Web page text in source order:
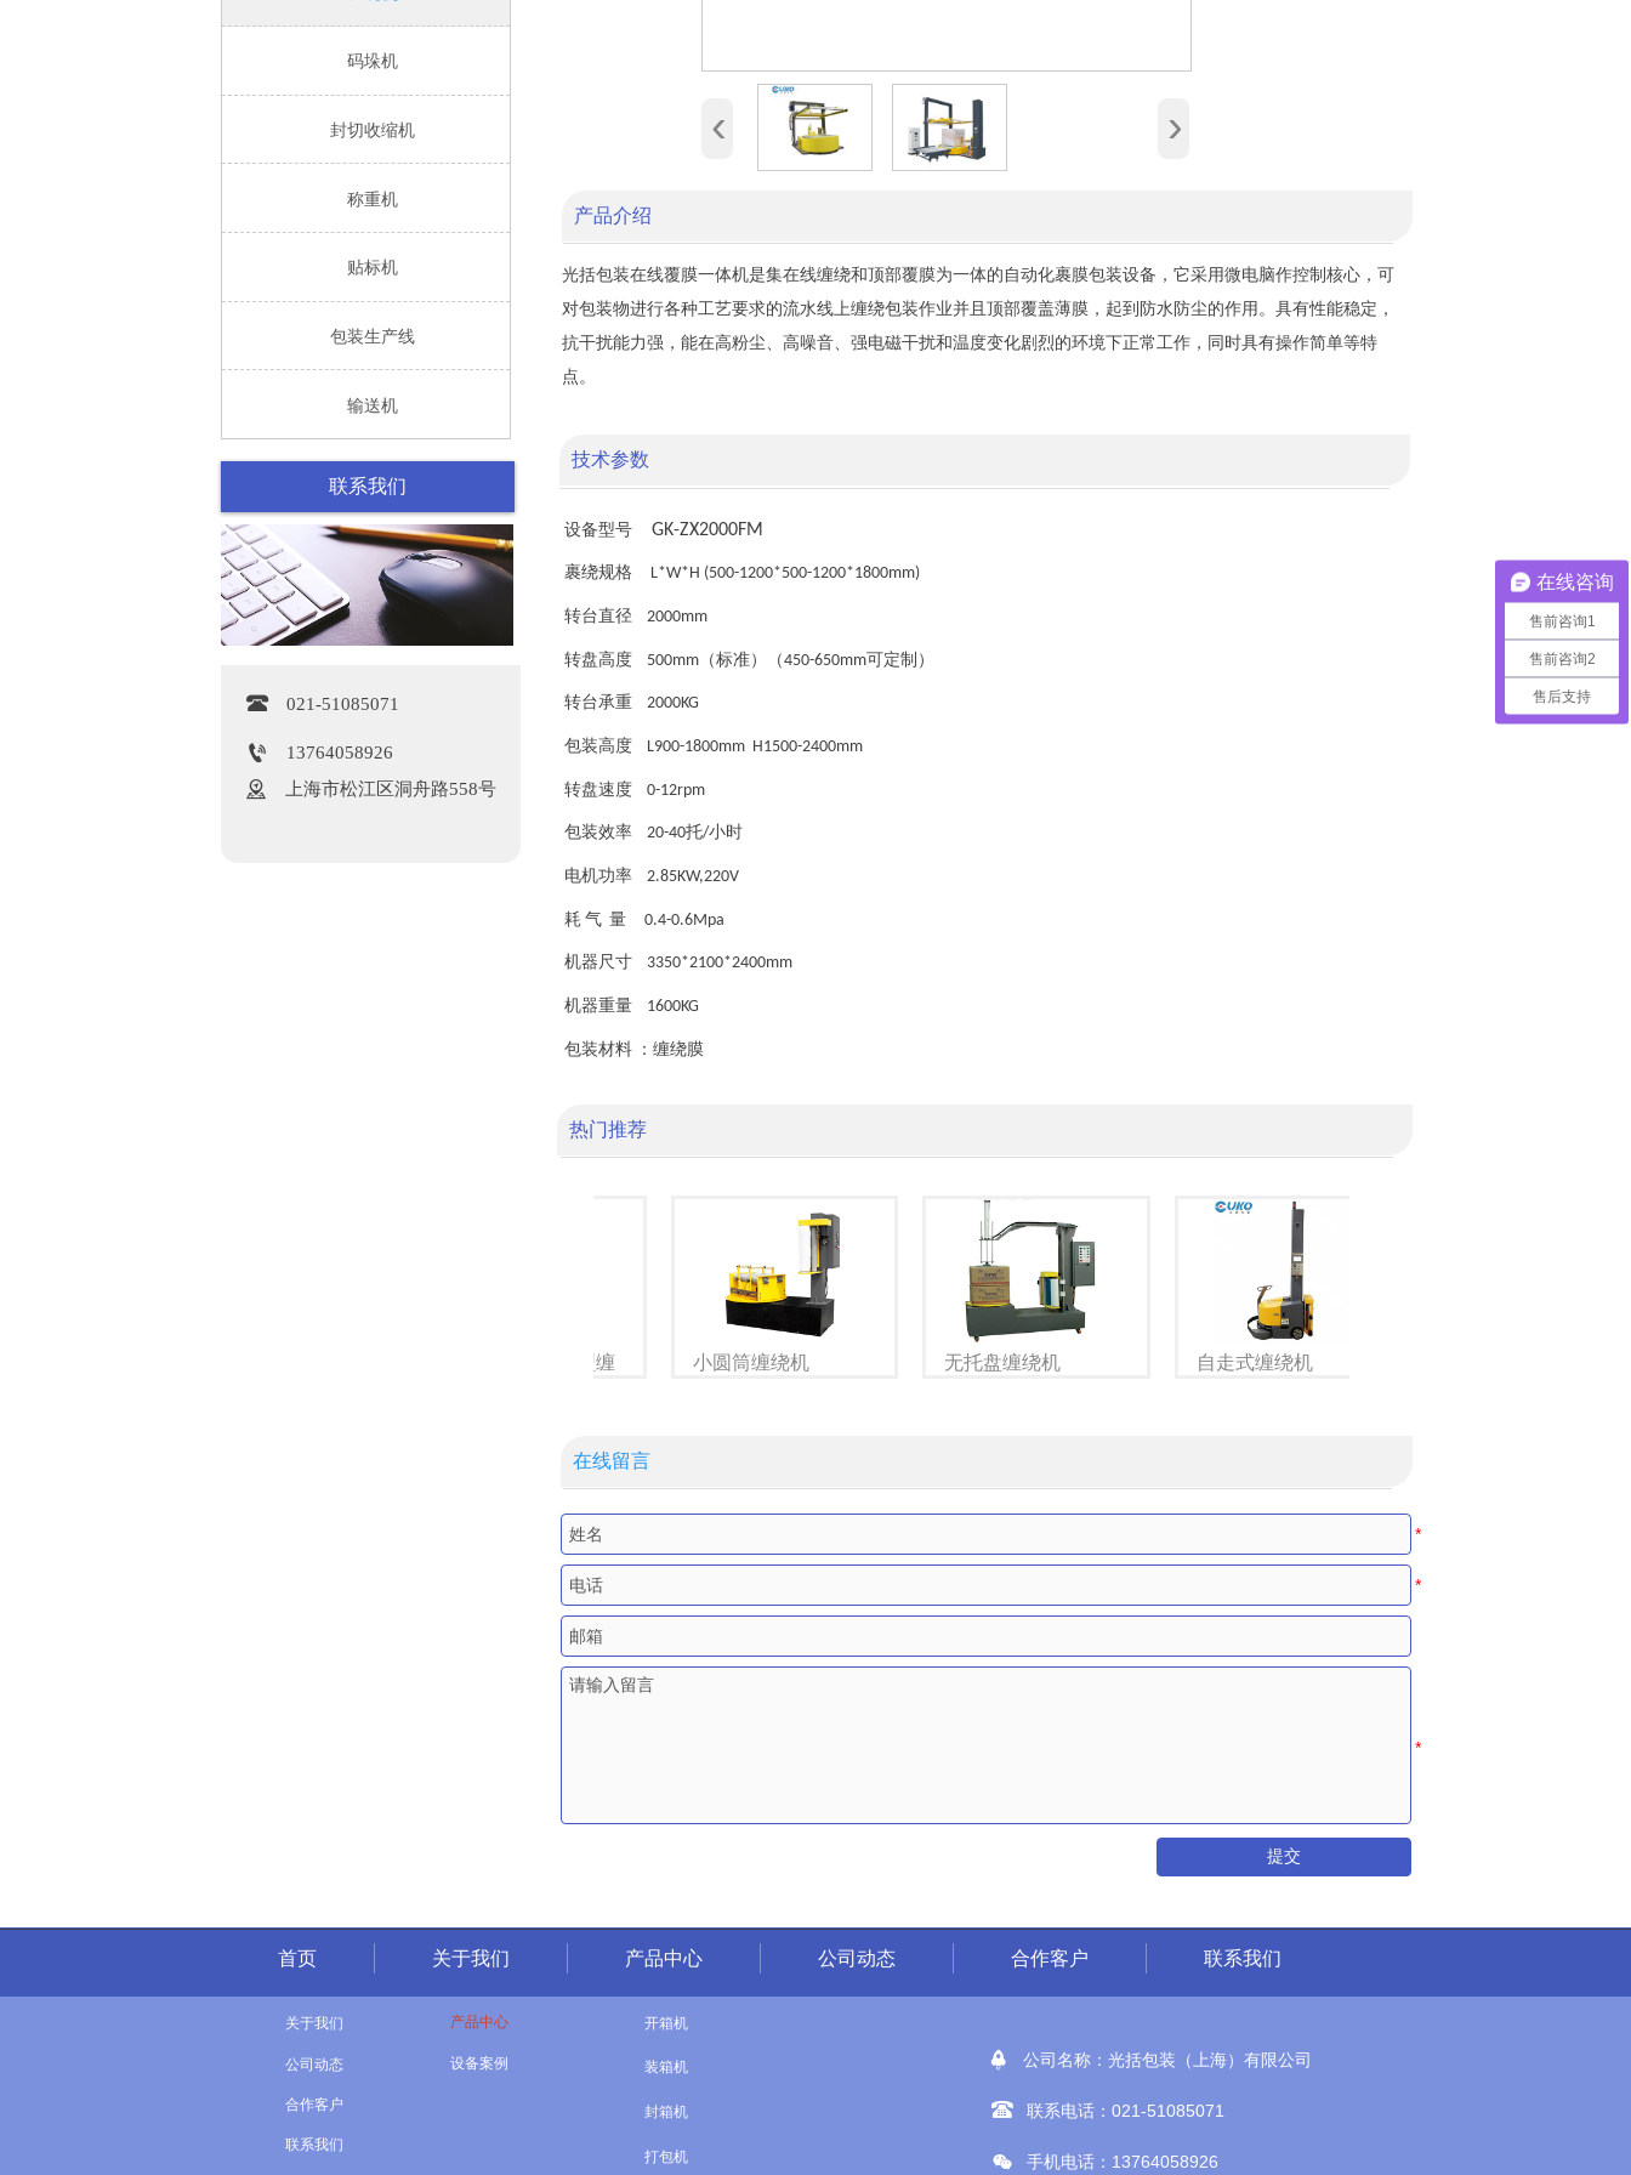
首页 关于我们 产品中心 公司动态 合作客户 联系我们
关于我们
公司动态
合作客户
联系我们
开箱机
装箱机
封箱机
打包机
产品中心
设备案例  公司名称：光括包装（上海）有限公司
 手机电话：13764058926
 联系电话：021-51085071
产品介绍
热门推荐
光括包装在线覆膜一体机是集在线缠绕和顶部覆膜为一体的自动化裹膜包装设备，它采用微电脑作控制核心，可
对包装物进行各种工艺要求的流水线上缠绕包装作业并且顶部覆盖薄膜，起到防水防尘的作用。具有性能稳定，
抗干扰能力强，能在高粉尘、高噪音、强电磁干扰和温度变化剧烈的环境下正常工作，同时具有操作简单等特
点。
提交
在线留言
‹ ›
码垛机
封切收缩机
称重机
贴标机
包装生产线
输送机
 021-51085071
 13764058926
 上海市松江区洞舟路558号
联系我们
技术参数
设备型号 GK-ZX2000FM
裹绕规格 L*W*H (500-1200*500-1200*1800mm)
转台直径 2000mm
转盘高度 500mm （标准）（450-650mm可定制）
转台承重 2000KG
包装高度 L900-1800mm H1500-2400mm
转盘速度 0-12rpm
包装效率 20-40托/小时
电机功率 2.85KW,220V
耗 气 量 0.4-0.6Mpa
机器尺寸 3350*2100*2400mm
机器重量 1600KG
包装材料 ：缠绕膜
自走式缠绕机 托盘预拉缠绕机
回转支承型在线缠绕
在线咨询
售前咨询1
售前咨询2
售后支持